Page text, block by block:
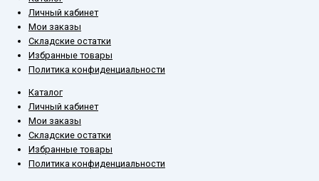
Личный кабинет
Мои заказы
Складские остатки
Избранные товары
Политика конфиденциальности
Каталог
Личный кабинет
Мои заказы
Складские остатки
Избранные товары
Политика конфиденциальности